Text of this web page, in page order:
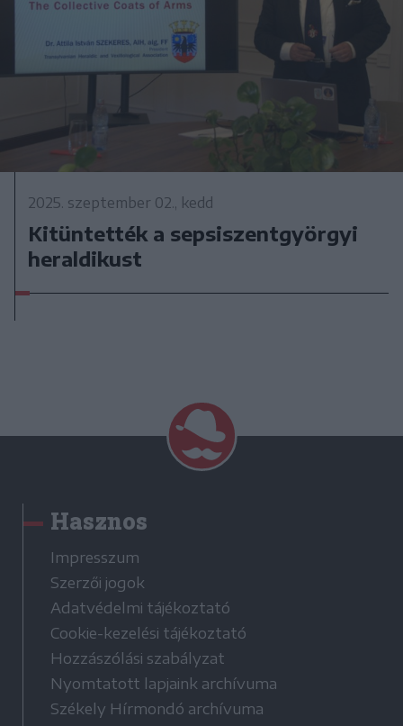
2025. szeptember 02., kedd
Kitüntették a sepsiszentgyörgyi
heraldikust
Hasznos
Impresszum
Szerzői jogok
Adatvédelmi tájékoztató
Cookie-kezelési tájékoztató
Hozzászólási szabályzat
Nyomtatott lapjaink archívuma
Székely Hírmondó archívuma